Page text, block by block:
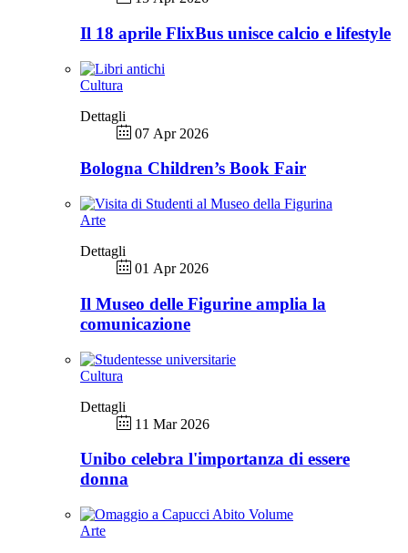
Il 18 aprile FlixBus unisce calcio e lifestyle
Cultura
Dettagli
07 Apr 2026
Bologna Children’s Book Fair
Arte
Dettagli
01 Apr 2026
Il Museo delle Figurine amplia la
comunicazione
Cultura
Dettagli
11 Mar 2026
Unibo celebra l'importanza di essere
donna
Arte